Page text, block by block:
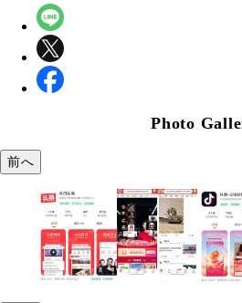
Photo
前へ